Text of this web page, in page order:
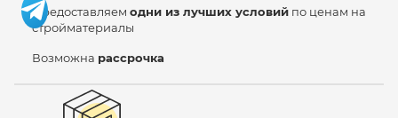
Предоставляем одни из лучших условий по ценам на
стройматериалы
Возможна рассрочка